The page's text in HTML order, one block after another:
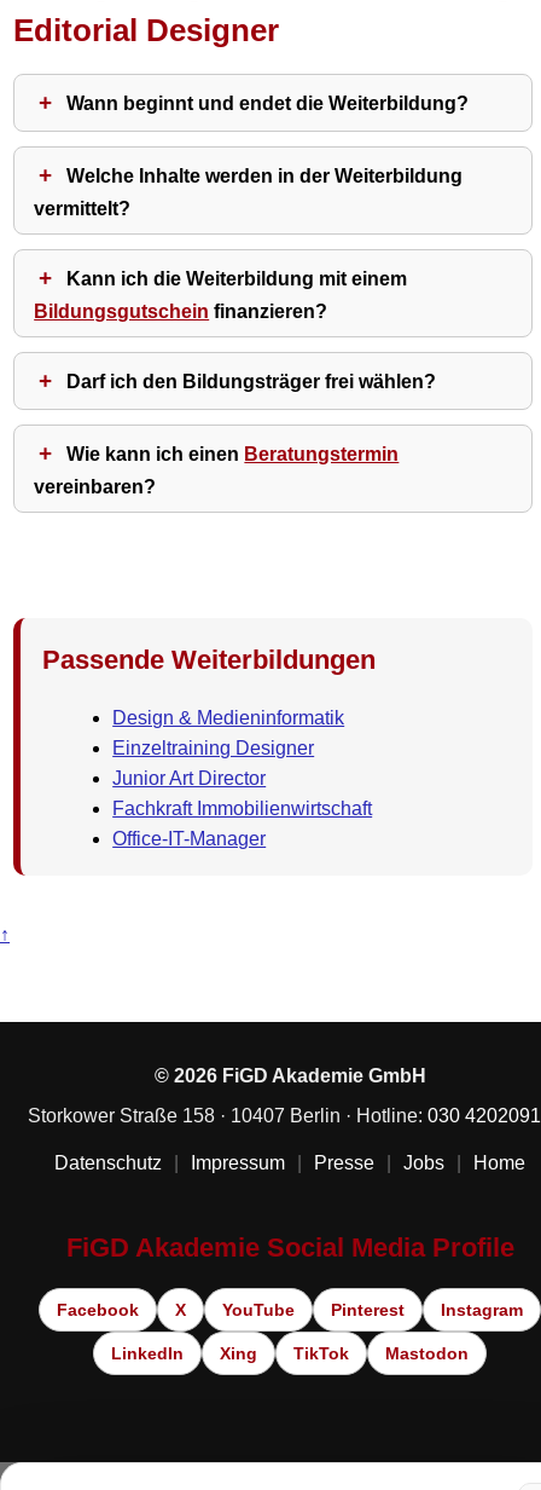
Editorial Designer
Wann beginnt und endet die Weiterbildung?
Welche Inhalte werden in der Weiterbildung
vermittelt?
Kann ich die Weiterbildung mit einem
Bildungsgutschein finanzieren?
Darf ich den Bildungsträger frei wählen?
Wie kann ich einen Beratungstermin
vereinbaren?
Passende Weiterbildungen
Design & Medieninformatik
Einzeltraining Designer
Junior Art Director
Fachkraft Immobilienwirtschaft
Office-IT-Manager
↑
© 2026 FiGD Akademie GmbH
Storkower Straße 158 · 10407 Berlin · Hotline: 030
Datenschutz Impressum Presse Jobs Home
FiGD Akademie Social Media Profile
Facebook X YouTube Pinterest Instagram
LinkedIn Xing TikTok Mastodon